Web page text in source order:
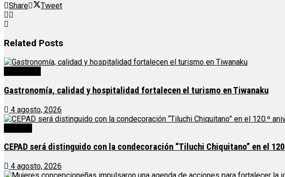
Share Tweet
Related Posts
Gastronomía, calidad y hospitalidad fortalecen el turismo en Tiwanaku
4 agosto, 2026
CEPAD será distinguido con la condecoración “Tiluchi Chiquitano” en el
4 agosto, 2026